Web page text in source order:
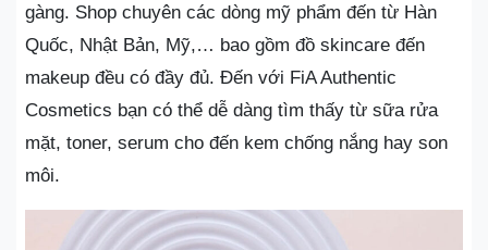
gàng. Shop chuyên các dòng mỹ phẩm đến từ Hàn
Quốc, Nhật Bản, Mỹ,… bao gồm đồ skincare đến
makeup đều có đầy đủ. Đến với FiA Authentic
Cosmetics bạn có thể dễ dàng tìm thấy từ sữa rửa
mặt, toner, serum cho đến kem chống nắng hay son
môi.